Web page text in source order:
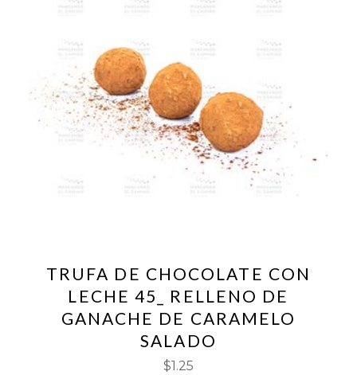
TRUFA DE CHOCOLATE CON
LECHE 45_ RELLENO DE
GANACHE DE CARAMELO
SALADO
$1.25